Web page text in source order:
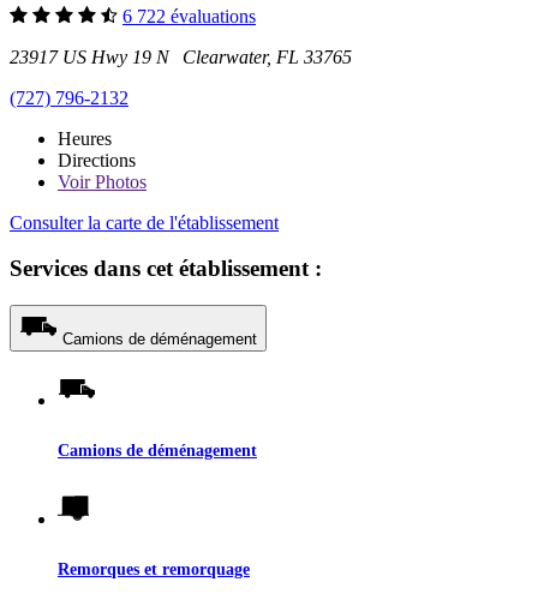
6 722 évaluations
23917 US Hwy 19 N Clearwater, FL 33765
(727) 796-2132
Heures
Directions
VoirPhotos
Consulter la carte de l'établissement
Services dans cet établissement :
Camions de déménagement
Camions de déménagement
Remorques et remorquage